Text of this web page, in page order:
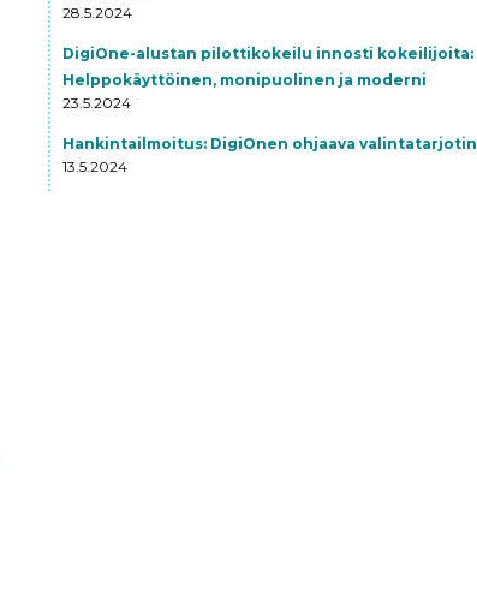
28.5.2024
DigiOne-alustan pilottikokeilu innosti kokeilijoita:
Helppokäyttöinen, monipuolinen ja moderni
23.5.2024
Hankintailmoitus: DigiOnen ohjaava valintatarjotin
13.5.2024